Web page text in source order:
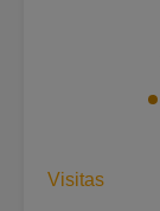
Visitas